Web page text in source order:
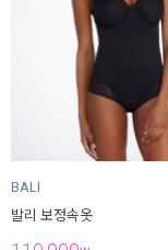
BALI
발리 보정속옷